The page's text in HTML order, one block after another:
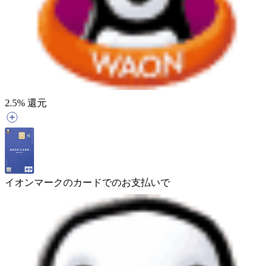
2.5% 還元
イオンマークのカードでのお支払いで